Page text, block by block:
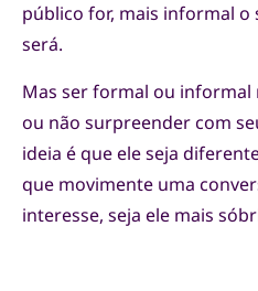
público for, mais informal o
será.
Mas ser formal ou informal
ou não surpreender com
ideia é que ele seja
que movimente uma
interesse, seja ele mais